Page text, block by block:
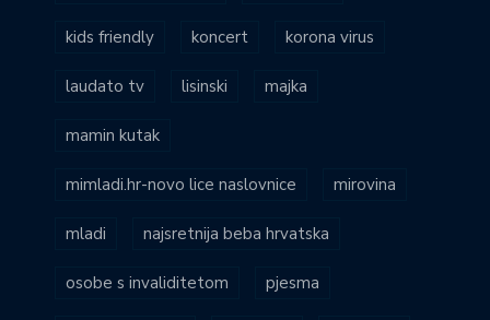
kids friendly koncert korona virus
laudato tv lisinski majka
mamin kutak
mimladi.hr-novo lice naslovnice mirovina
mladi najsretnija beba hrvatska
osobe s invaliditetom pjesma